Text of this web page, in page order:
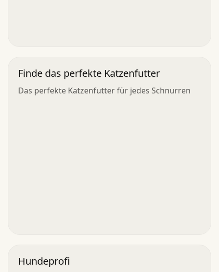
Finde das perfekte Katzenfutter
Das perfekte Katzenfutter für jedes Schnurren
Hundeprofi